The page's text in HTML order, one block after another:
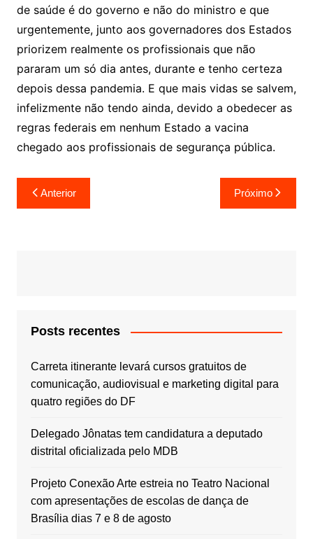
de saúde é do governo e não do ministro e que
urgentemente, junto aos governadores dos Estados
priorizem realmente os profissionais que não
pararam um só dia antes, durante e tenho certeza
depois dessa pandemia. E que mais vidas se salvem,
infelizmente não tendo ainda, devido a obedecer as
regras federais em nenhum Estado a vacina
chegado aos profissionais de segurança pública.
Navegação
de
Anterior Próximo
Posts recentes
Carreta itinerante levará cursos gratuitos de
comunicação, audiovisual e marketing digital para
quatro regiões do DF
Delegado Jônatas tem candidatura a deputado
distrital oficializada pelo MDB
Projeto Conexão Arte estreia no Teatro Nacional
com apresentações de escolas de dança de
Brasília dias 7 e 8 de agosto